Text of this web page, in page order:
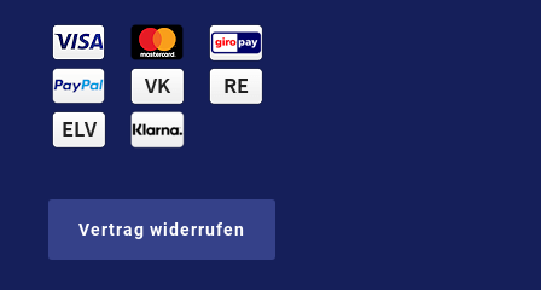
Vertrag widerrufen